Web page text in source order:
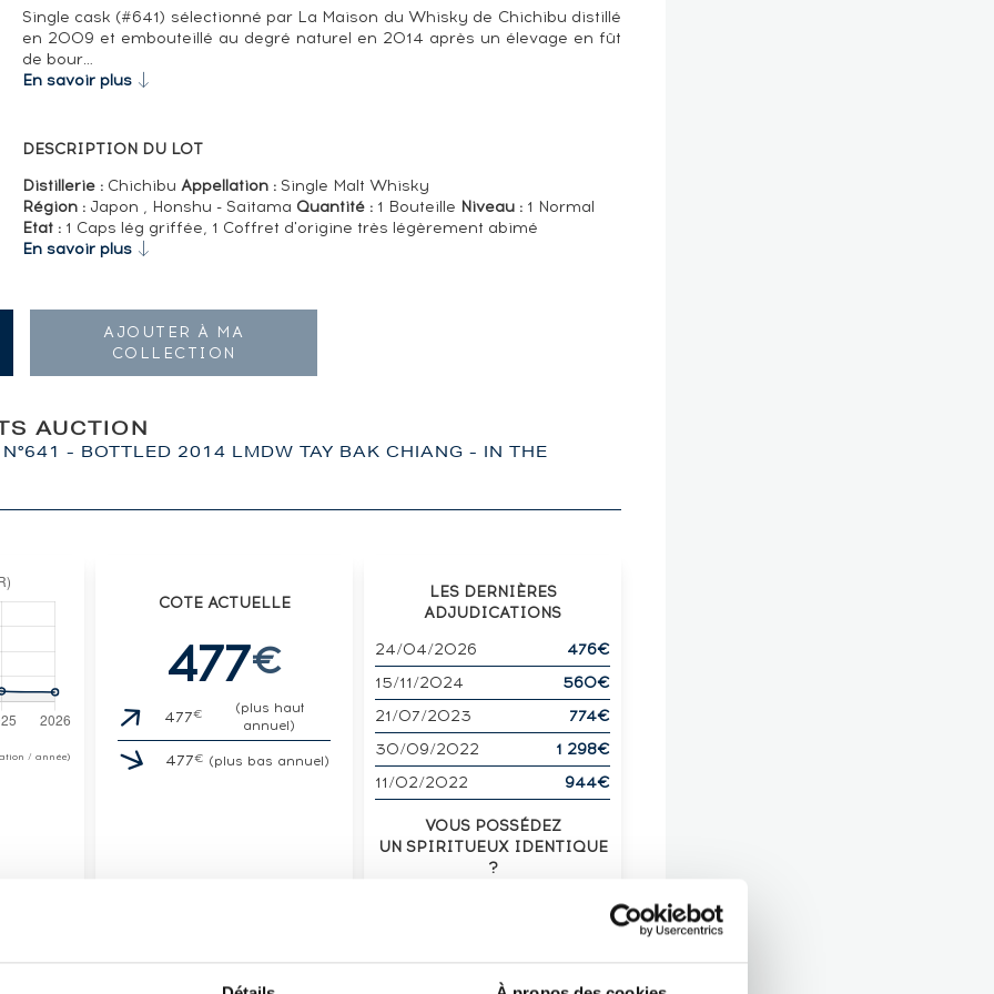
Single cask (#641) sélectionné par La Maison du Whisky de Chichibu distillé
en 2009 et embouteillé au degré naturel en 2014 après un élevage en fût
de bour…
En savoir plus
DESCRIPTION DU LOT
Distillerie :Chichibu Appellation :Single Malt Whisky
Région : Japon , Honshu - Saitama Quantité :1 Bouteille Niveau :1 Normal
Etat :1 Caps lég griffée, 1 Coffret d'origine très légèrement abimé
En savoir plus
AUCTION
- BOTTLED 2014 LMDW TAY BAK CHIANG - IN THE
/ année)
COTE ACTUELLE
477€
477€
(plus haut
annuel)
477€ (plus bas annuel)
LES DERNIÈRES
ADJUDICATIONS
24/04/2026
476€
15/11/2024
560€
21/07/2023
774€
30/09/2022
1 298€
11/02/2022
944€
VOUS POSSÉDEZ
UN SPIRITUEUX IDENTIQUE
?
AJOUTER À MA
COLLECTION